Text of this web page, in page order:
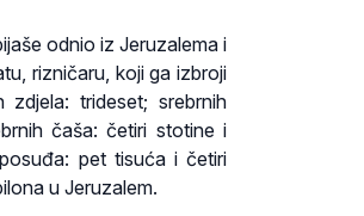
odnio iz Jeruzalema i
rizničaru, koji ga izbroji
trideset; srebrnih
čaša: četiri stotine i
pet tisuća i četiri
u Jeruzalem.